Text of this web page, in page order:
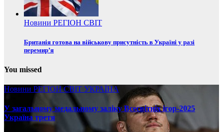
Новини РЕГІОН СВІТ
Британія готова на військову присутність в Україні у разі
перемир’я
You missed
Новини РЕГІОНСВІТ УКРАЇНА
У загальному медальному заліку Всесвітніх ігор-2025
Україна третя